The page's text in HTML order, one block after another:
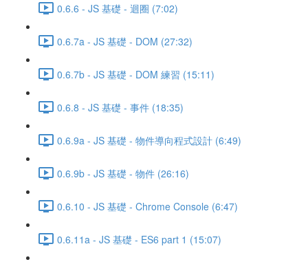
0.6.6 - JS 基礎 - 迴圈 (7:02)
0.6.7a - JS 基礎 - DOM (27:32)
0.6.7b - JS 基礎 - DOM 練習 (15:11)
0.6.8 - JS 基礎 - 事件 (18:35)
0.6.9a - JS 基礎 - 物件導向程式設計 (6:49)
0.6.9b - JS 基礎 - 物件 (26:16)
0.6.10 - JS 基礎 - Chrome Console (6:47)
0.6.11a - JS 基礎 - ES6 part 1 (15:07)